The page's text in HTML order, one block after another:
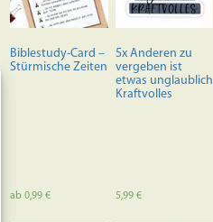
Biblestudy-Card –
Stürmische Zeiten
ab 0,99 €
5x Anderen zu
vergeben ist
etwas unglaublich
Kraftvolles
5,99€